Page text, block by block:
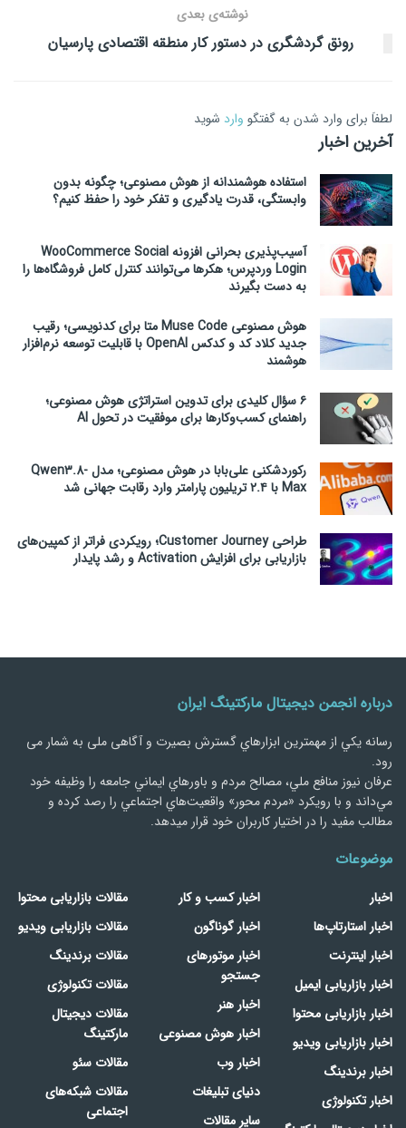
نوشته‌ی بعدی
رونق گردشگری در دستور کار منطقه اقتصادی پارسیان
لطفاَ برای وارد شدن به گفتگو وارد شوید
آخرین اخبار
استفاده هوشمندانه از هوش مصنوعی؛ چگونه بدون
وابستگی، قدرت یادگیری و تفکر خود را حفظ کنیم؟
آسیب‌پذیری بحرانی افزونه WooCommerce Social
Login وردپرس؛ هکرها می‌توانند کنترل کامل فروشگاه‌ها را
به دست بگیرند
هوش مصنوعی Muse Code متا برای کدنویسی؛ رقیب
جدید کلاد کد و کدکس OpenAI با قابلیت توسعه نرم‌افزار
هوشمند
۶ سؤال کلیدی برای تدوین استراتژی هوش مصنوعی؛
راهنمای کسب‌وکارها برای موفقیت در تحول AI
رکوردشکنی علی‌بابا در هوش مصنوعی؛ مدل Qwen3.8-
Max با ۲.۴ تریلیون پارامتر وارد رقابت جهانی شد
طراحی Customer Journey؛ رویکردی فراتر از کمپین‌های
بازاریابی برای افزایش Activation و رشد پایدار
درباره انجمن دیجیتال مارکتینگ ایران
رسانه يكي از مهمترین ابزارهاي گسترش بصیرت و آگاهی ملی به شمار می
رود.
عرفان نیوز منافع ملي، مصالح مردم و باورهاي ايماني جامعه را وظيفه خود
مي‌داند و با رويكرد «مردم‌ محور» واقعيت‌هاي اجتماعي را رصد کرده و
مطالب مفید را در اختیار کاربران خود قرار میدهد.
موضوعات
اخبار
اخبار استارتاپ‌ها
اخبار اینترنت
اخبار بازاریابی ایمیل
اخبار بازاریابی محتوا
اخبار بازاریابی ویدیو
اخبار برندینگ
اخبار تکنولوژی
اخبار کسب و کار
اخبار گوناگون
اخبار موتورهای
جستجو
اخبار هنر
اخبار هوش مصنوعی
اخبار وب
دنیای تبلیغات
سایر مقالات
مقالات بازاریابی محتوا
مقالات بازاریابی ویدیو
مقالات برندینگ
مقالات تکنولوژی
مقالات دیجیتال
مارکتینگ
مقالات سئو
مقالات شبکه‌های
اجتماعی